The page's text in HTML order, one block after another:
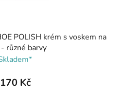
POLISH krém s voskem na
různé barvy
170 Kč